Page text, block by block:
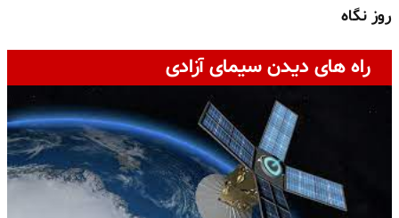
روز نگاه
راه های دیدن سیمای آزادی